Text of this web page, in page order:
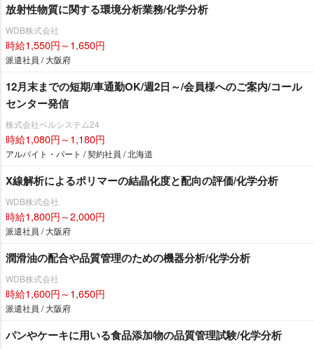
放射性物質に関する環境分析業務/化学分析
WDB株式会社
時給1,550円～1,650円
派遣社員 / 大阪府
12月末までの短期/車通勤OK/週2日～/会員様へのご案内/コール
センター発信
株式会社ベルシステム24
時給1,080円～1,180円
アルバイト・パート / 契約社員 / 北海道
X線解析によるポリマーの結晶化度と配向の評価/化学分析
WDB株式会社
時給1,800円～2,000円
派遣社員 / 大阪府
潤滑油の配合や品質管理のための機器分析/化学分析
WDB株式会社
時給1,600円～1,650円
派遣社員 / 大阪府
パンやケーキに用いる食品添加物の品質管理試験/化学分析